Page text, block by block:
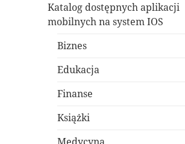
Katalog dostępnych aplikacji
mobilnych na system IOS
Biznes
Edukacja
Finanse
Książki